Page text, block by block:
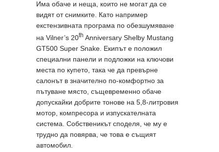
Има обаче и неща, които не могат да се
видят от снимките. Като например
екстензивната програма по обезшумяване
на Vilner’s 20th Anniversary Shelby Mustang
GT500 Super Snake. Екипът е положил
специални панели и подложки на ключови
места по купето, така че да превърне
салонът в значително по-комфортно за
пътуване място, същевременно обаче
допускайки добрите тонове на 5,8-литровия
мотор, компресора и изпускателната
система. Собственикът споделя, че му е
трудно да повярва, че това е същият
автомобил.